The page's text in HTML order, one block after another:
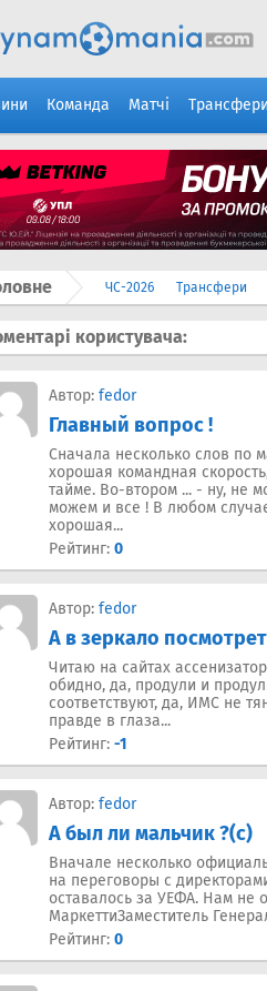
Команда Матчі Трансфери
ЧС-2026 Трансфери
користувача:
Автор: fedor
Главный вопрос !
Сначала несколько слов по
хорошая командная
тайме. Во-втором ... - ну, не
можем и все ! В любом
хорошая...
Рейтинг: 0
Автор: fedor
А в зеркало
Читаю на сайтах
обидно, да, продули и
соответствуют, да, ИМС не
правде в глаза...
Рейтинг: -1
Автор: fedor
А был ли мальчик ?(с)
Вначале несколько
на переговоры с
оставалось за УЕФА. Нам не
МаркеттиЗаместитель
Рейтинг: 0